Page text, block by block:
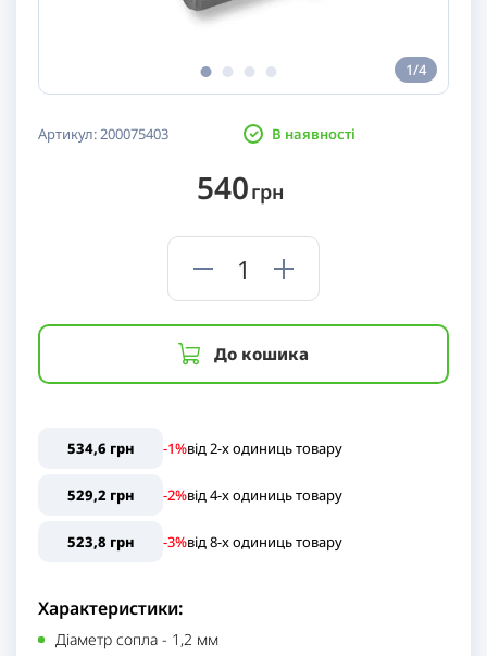
1/4
Артикул:200075403 В наявності
540грн
До кошика
534,6 грн -1%від2-x одиницьтовару
529,2 грн -2%від4-x одиницьтовару
523,8 грн -3%від8-x одиницьтовару
Характеристики:
Діаметр сопла - 1,2 мм